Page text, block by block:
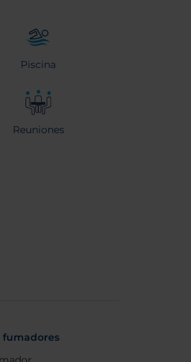
Piscina
Reuniones
fumadores